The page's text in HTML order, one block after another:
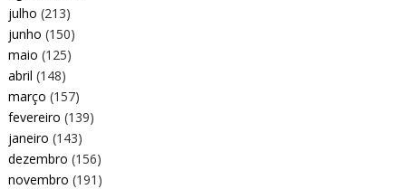
julho (213)
junho (150)
maio (125)
abril (148)
março (157)
fevereiro (139)
janeiro (143)
dezembro (156)
novembro (191)